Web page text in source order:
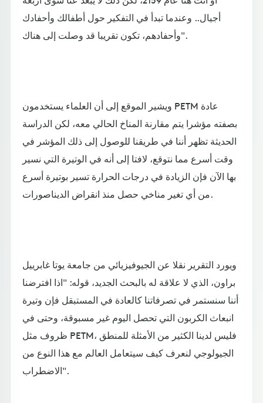
أجيال.. وعندما تبدأ في التفكير حول أطفالك وأحفادك
وأحفادهم، تكون تقريبا قد وصلت إلى هناك".
ويشير الموقع إلى أن العلماء يستخدمون PETM عادة
بصفته مؤشرا يتم مقارنة المناخ الحالي معه، لكن الدراسة
الحديثة تظهر أننا في طريقنا للوصول إلى ذلك المؤشر في
وقت أسرع مما نتوقع، لافتا إلى أنه في الوتيرة التي نسير
بها الآن فإن الزيادة في درجات الحرارة تسير بوتيرة أسرع
من أي تغير مناخي حصل منذ انقراض الديناصورات.
ويورد التقرير نقلا عن الجيوفيزيائي من جامعة يوتا غابرييل
براون، الذي لا علاقة له بالبحث الجديد، قوله: "اذا افترضنا
أننا سنستمر في تصرفاتنا كالعادة في المستبقل فإن وتيرة
انبعاث الكربون التي تحصل اليوم غير مسبوقة، وحتى في
ظروف مثل PETM، فليس لدينا الكثير من الأمثلة للمنطق
الجيولوجي لنعرف كيف سيتعامل العالم مع هذا النوع من
الاضطراب".